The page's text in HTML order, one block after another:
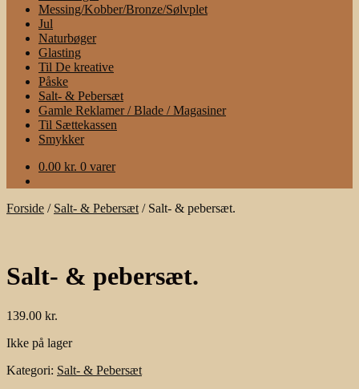
Messing/Kobber/Bronze/Sølvplet
Jul
Naturbøger
Glasting
Til De kreative
Påske
Salt- & Pebersæt
Gamle Reklamer / Blade / Magasiner
Til Sættekassen
Smykker
0.00 kr. 0 varer
Forside / Salt- & Pebersæt / Salt- & pebersæt.
Salt- & pebersæt.
139.00 kr.
Ikke på lager
Kategori: Salt- & Pebersæt